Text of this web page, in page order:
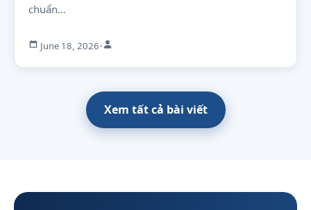
chuẩn…
June 18, 2026•
Xem tất cả bài viết